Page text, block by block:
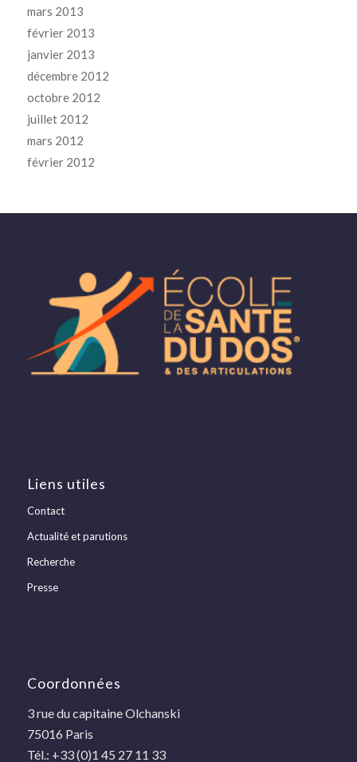
mars 2013
février 2013
janvier 2013
décembre 2012
octobre 2012
juillet 2012
mars 2012
février 2012
Liens utiles
Contact
Actualité et parutions
Recherche
Presse
Coordonnées
3 rue du capitaine Olchanski
75016 Paris
Tél.: +33 (0)1 45 27 11 33